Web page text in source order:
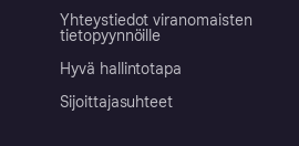
Yhteystiedot viranomaisten
tietopyynnöille
Hyvä hallintotapa
Sijoittajasuhteet